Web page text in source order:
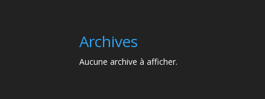
Archives
Aucune archive à afficher.